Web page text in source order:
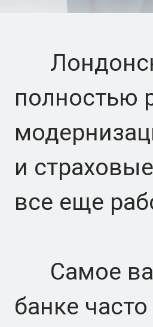
полностью
и
все еще
Самое
банке